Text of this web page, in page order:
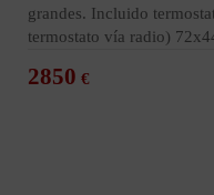
grandes. Incluido
termostato vía radio)
2850